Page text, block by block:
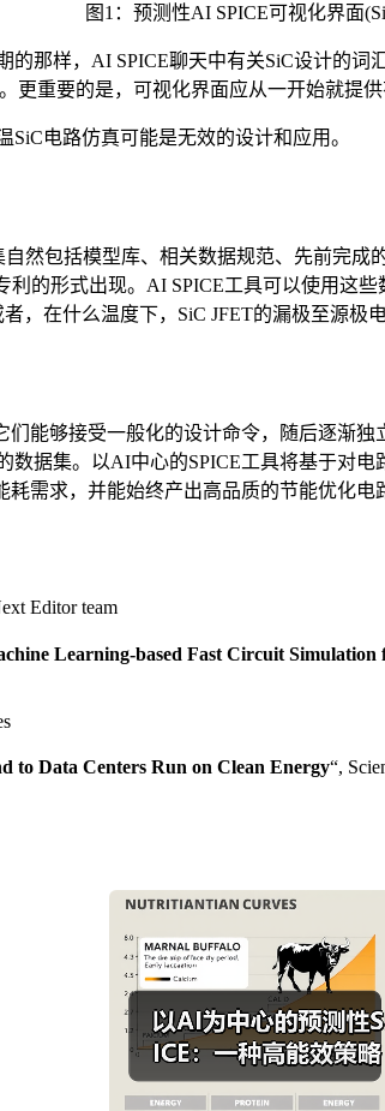
图1：预测性AI SPICE可视化界面
那样，AI SPICE聊天中有关SiC设计的词
重要的是，可视化界面应从一开始就提
电路仿真可能是无效的设计和应用。
然包括模型库、相关数据规范、先前完
的形式出现。AI SPICE工具可以使用这
，在什么温度下，SiC JFET的漏极至源极电
能够接受一般化的设计命令，随后逐渐
据集。以AI中心的SPICE工具将基于对
需求，并能始终产出高品质的节能优化电
Editor team
Learning-based Fast Circuit
to Data Centers Run on Clean Energy“,